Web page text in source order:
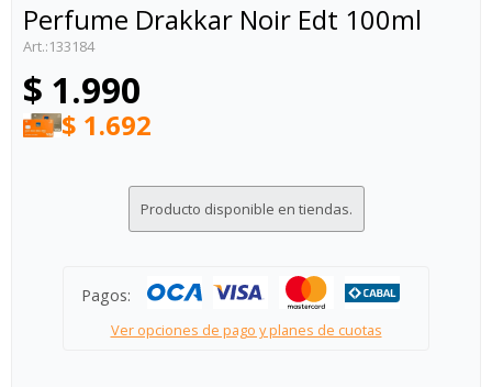
Perfume Drakkar Noir Edt 100ml
133184
$ 1.990
$ 1.692
Producto disponible en tiendas.
Pagos:
Ver opciones de pago y planes de cuotas